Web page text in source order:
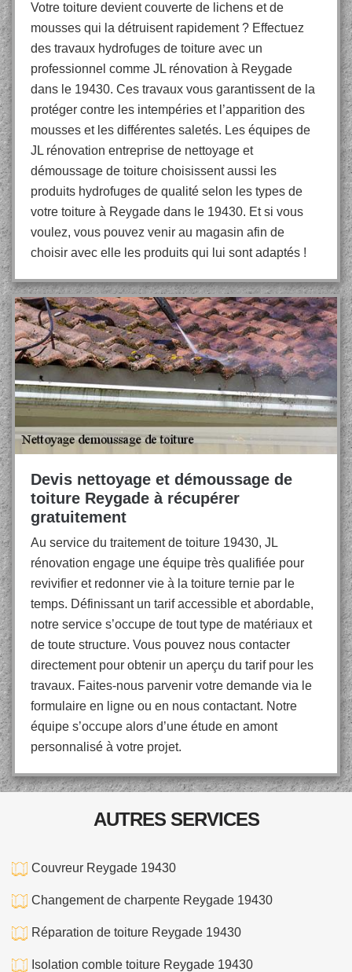
Votre toiture devient couverte de lichens et de
mousses qui la détruisent rapidement ? Effectuez
des travaux hydrofuges de toiture avec un
professionnel comme JL rénovation à Reygade
dans le 19430. Ces travaux vous garantissent de la
protéger contre les intempéries et l’apparition des
mousses et les différentes saletés. Les équipes de
JL rénovation entreprise de nettoyage et
démoussage de toiture choisissent aussi les
produits hydrofuges de qualité selon les types de
votre toiture à Reygade dans le 19430. Et si vous
voulez, vous pouvez venir au magasin afin de
choisir avec elle les produits qui lui sont adaptés !
Devis nettoyage et démoussage de
toiture Reygade à récupérer
gratuitement
Au service du traitement de toiture 19430, JL
rénovation engage une équipe très qualifiée pour
revivifier et redonner vie à la toiture ternie par le
temps. Définissant un tarif accessible et abordable,
notre service s’occupe de tout type de matériaux et
de toute structure. Vous pouvez nous contacter
directement pour obtenir un aperçu du tarif pour les
travaux. Faites-nous parvenir votre demande via le
formulaire en ligne ou en nous contactant. Notre
équipe s’occupe alors d’une étude en amont
personnalisé à votre projet.
AUTRES SERVICES
Couvreur Reygade 19430
Changement de charpente Reygade 19430
Réparation de toiture Reygade 19430
Isolation comble toiture Reygade 19430